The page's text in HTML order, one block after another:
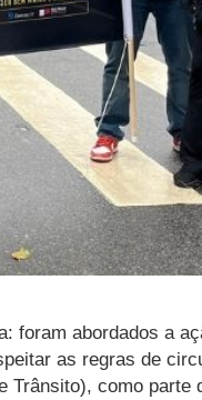
foram abordados a
as regras de
Trânsito), como parte